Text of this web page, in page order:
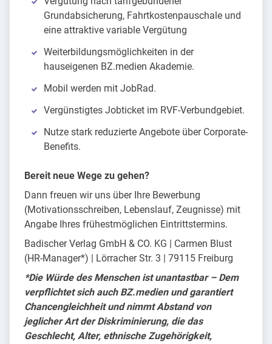
Grundabsicherung, Fahrtkostenpauschale und
eine attraktive variable Vergütung
Weiterbildungsmöglichkeiten in der
hauseigenen BZ.medien Akademie.
Mobil werden mit JobRad.
Vergünstigtes Jobticket im RVF-Verbundgebiet.
Nutze stark reduzierte Angebote über Corporate-
Benefits.
Bereit neue Wege zu gehen?
Dann freuen wir uns über Ihre Bewerbung
(Motivationsschreiben, Lebenslauf, Zeugnisse) mit
Angabe Ihres frühestmöglichen Eintrittstermins.
Badischer Verlag GmbH & CO. KG | Carmen Blust
(HR-Manager*) | Lörracher Str. 3 | 79115 Freiburg
*Die Würde des Menschen ist unantastbar – Dem
verpflichtet sich auch BZ.medien und garantiert
Chancengleichheit und nimmt Abstand von
jeglicher Art der Diskriminierung, die das
Geschlecht, Alter, ethnische Zugehörigkeit,